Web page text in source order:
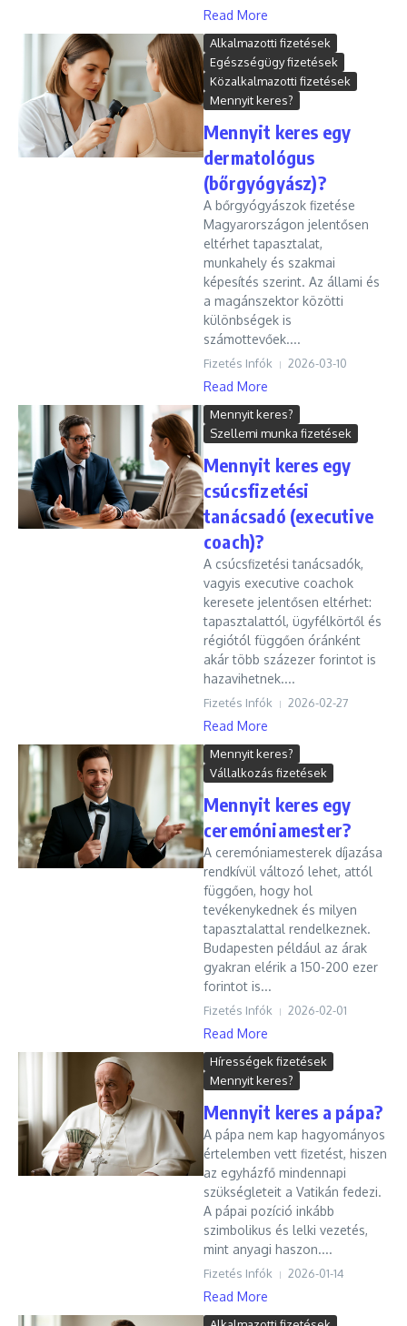
Read More
Alkalmazotti fizetések
Egészségügy fizetések
Közalkalmazotti fizetések
Mennyit keres?
Mennyit keres egy
dermatológus
(bőrgyógyász)?
A bőrgyógyászok fizetése
Magyarországon jelentősen
eltérhet tapasztalat,
munkahely és szakmai
képesítés szerint. Az állami és
a magánszektor közötti
különbségek is
számottevőek....
Fizetés Infók 2026-03-10
Read More
Mennyit keres?
Szellemi munka fizetések
Mennyit keres egy
csúcsfizetési
tanácsadó (executive
coach)?
A csúcsfizetési tanácsadók,
vagyis executive coachok
keresete jelentősen eltérhet:
tapasztalattól, ügyfélkörtől és
régiótól függően óránként
akár több százezer forintot is
hazavihetnek....
Fizetés Infók 2026-02-27
Read More
Mennyit keres?
Vállalkozás fizetések
Mennyit keres egy
ceremóniamester?
A ceremóniamesterek díjazása
rendkívül változó lehet, attól
függően, hogy hol
tevékenykednek és milyen
tapasztalattal rendelkeznek.
Budapesten például az árak
gyakran elérik a 150-200 ezer
forintot is...
Fizetés Infók 2026-02-01
Read More
Hírességek fizetések
Mennyit keres?
Mennyit keres a pápa?
A pápa nem kap hagyományos
értelemben vett fizetést, hiszen
az egyházfő mindennapi
szükségleteit a Vatikán fedezi.
A pápai pozíció inkább
szimbolikus és lelki vezetés,
mint anyagi haszon....
Fizetés Infók 2026-01-14
Read More